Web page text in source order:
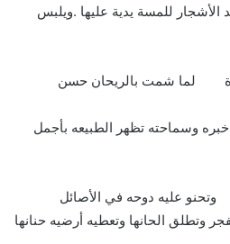
للمسة يدية عليها .ويلبس
لما شمت بالريحان حسن
وسماحته تظهر الطبيعه بأجمل
وتطلق الحانها وتعطيه أرضيه حنانها